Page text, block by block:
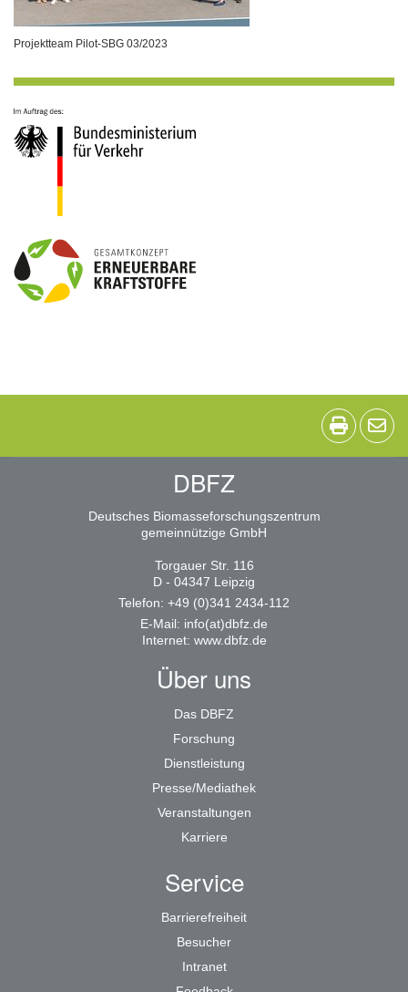
Projektteam Pilot-SBG 03/2023
DBFZ
Deutsches Biomasseforschungszentrum
gemeinnützige GmbH
Torgauer Str. 116
D - 04347 Leipzig
Telefon: +49 (0)341 2434-112
E-Mail: info(at)dbfz.de
Internet: www.dbfz.de
Über uns
Das DBFZ
Forschung
Dienstleistung
Presse/Mediathek
Veranstaltungen
Karriere
Service
Barrierefreiheit
Besucher
Intranet